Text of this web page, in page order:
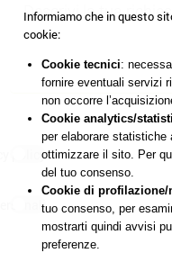
policy
Informiamo che in questo
cookie:
Cookie tecnici:
fornire eventuali servizi
non occorre
Cookie analytics/
per elaborare statistiche
ottimizzare il sito. Per
del tuo consenso.
Cookie di profilazione/
tuo consenso, per
mostrarti quindi avvisi
preferenze.